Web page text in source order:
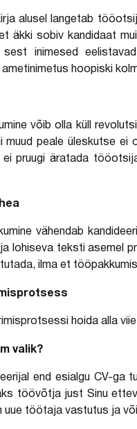
alusel langetab
äkki sobiv kandidaat
inimesed
hoopiski
võib olla küll
muud peale üleskutse
pruugi äratada
vähendab
lohiseva teksti asemel
ilma et
hoida alla
valik?
end esialgu CV-
töövõtja just Sinu
uue töötaja vastutus ja